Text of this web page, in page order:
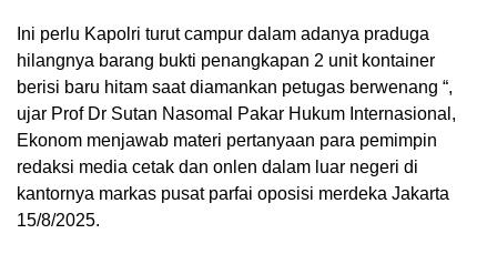
Ini perlu Kapolri turut campur dalam adanya praduga
hilangnya barang bukti penangkapan 2 unit kontainer
berisi baru hitam saat diamankan petugas berwenang “,
ujar Prof Dr Sutan Nasomal Pakar Hukum Internasional,
Ekonom menjawab materi pertanyaan para pemimpin
redaksi media cetak dan onlen dalam luar negeri di
kantornya markas pusat parfai oposisi merdeka Jakarta
15/8/2025.